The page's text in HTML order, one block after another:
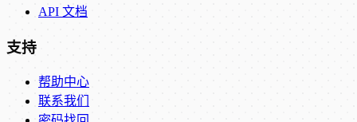
API 文档
支持
帮助中心
联系我们